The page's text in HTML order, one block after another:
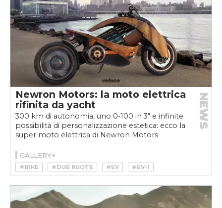
Newron Motors: la moto elettrica
rifinita da yacht
300 km di autonomia, uno 0-100 in 3" e infinite
possibilità di personalizzazione estetica: ecco la
super moto elettrica di Newron Motors
NEWS
GALLERY+
#BIKE #DUE RUOTE #EV
#EV-1
#MOTO
#MOTOVELOCE
#NEWRON MOTORS
#SUPERMOTO
#VELOCEKW